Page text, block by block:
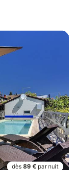
dès 89 € par nuit